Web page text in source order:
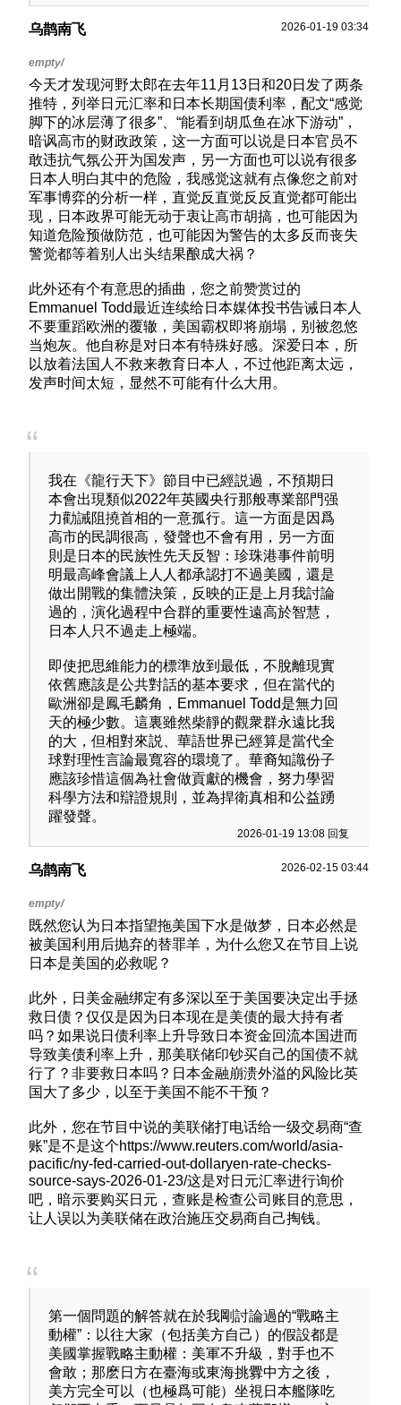
就是因為當時失業率非常高，當時德國左翼社民黨和
持的是納粹黨....
美國其實也是如此，民主黨內有人關心底層福利(例如
伯尼‧桑德斯)但也有一心想發動俄烏戰爭的拜登和新保
守主義，共和黨因為鐵鏽地帶的工人大量失業而民主
黨無力解決最後反而支持右翼民粹主義的川普當選，
最後讓主張減稅圖利富人的川普上台了這邏輯怪圈是
一樣的，最後民眾支持了一個讓自己生活水平更惡化
的反面政黨和右翼政客，雖然川普外交上不支持俄烏
戰爭是正確的決定
乌鹊南飞 2026-01-19 03:34
今天才发现河野太郎在去年11月13日和20日发了两条
推特，列举日元汇率和日本长期国债利率，配文“感觉
脚下的冰层薄了很多”、“能看到胡瓜鱼在冰下游动”，
暗讽高市的财政政策，这一方面可以说是日本官员不
敢违抗气氛公开为国发声，另一方面也可以说有很多
日本人明白其中的危险，我感觉这就有点像您之前对
军事博弈的分析一样，直觉反直觉反反直觉都可能出
现，日本政界可能无动于衷让高市胡搞，也可能因为
知道危险预做防范，也可能因为警告的太多反而丧失
警觉都等着别人出头结果酿成大祸？
此外还有个有意思的插曲，您之前赞赏过的
Emmanuel Todd最近连续给日本媒体投书告诫日本人
不要重蹈欧洲的覆辙，美国霸权即将崩塌，别被忽悠
当炮灰。他自称是对日本有特殊好感。深爱日本，所
以放着法国人不救来教育日本人，不过他距离太远，
发声时间太短，显然不可能有什么大用。
我在《龍行天下》節目中已經説過，不預期日
本會出現類似2022年英國央行那般專業部門强
力勸誡阻撓首相的一意孤行。這一方面是因爲
高市的民調很高，發聲也不會有用，另一方面
則是日本的民族性先天反智：珍珠港事件前明
明最高峰會議上人人都承認打不過美國，還是
做出開戰的集體決策，反映的正是上月我討論
過的，演化過程中合群的重要性遠高於智慧，
日本人只不過走上極端。
即使把思維能力的標準放到最低，不脫離現實
依舊應該是公共對話的基本要求，但在當代的
歐洲卻是鳳毛麟角，Emmanuel Todd是無力回
天的極少數。這裏雖然柴靜的觀衆群永遠比我
的大，但相對來説、華語世界已經算是當代全
球對理性言論最寬容的環境了。華裔知識份子
應該珍惜這個為社會做貢獻的機會，努力學習
科學方法和辯證規則，並為捍衛真相和公益踴
躍發聲。
2026-01-19 13:08 回复
乌鹊南飞 2026-02-15 03:44
既然您认为日本指望拖美国下水是做梦，日本必然是
被美国利用后抛弃的替罪羊，为什么您又在节目上说
日本是美国的必救呢？
此外，日美金融绑定有多深以至于美国要决定出手拯
救日债？仅仅是因为日本现在是美债的最大持有者
吗？如果说日债利率上升导致日本资金回流本国进而
导致美债利率上升，那美联储印钞买自己的国债不就
行了？非要救日本吗？日本金融崩溃外溢的风险比英
国大了多少，以至于美国不能不干预？
此外，您在节目中说的美联储打电话给一级交易商“查
账”是不是这个https://www.reuters.com/world/asia-
pacific/ny-fed-carried-out-dollaryen-rate-checks-
source-says-2026-01-23/这是对日元汇率进行询价
吧，暗示要购买日元，查账是检查公司账目的意思，
让人误以为美联储在政治施压交易商自己掏钱。
第一個問題的解答就在於我剛討論過的“戰略主
動權”：以往大家（包括美方自己）的假設都是
美國掌握戰略主動權：美軍不升級，對手也不
會敢；那麽日方在臺海或東海挑釁中方之後，
美方完全可以（也極爲可能）坐視日本艦隊吃